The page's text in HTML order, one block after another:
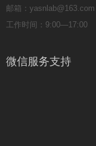
邮箱：yasnlab@163.com
工作时间：9:00—17:00
微信服务支持